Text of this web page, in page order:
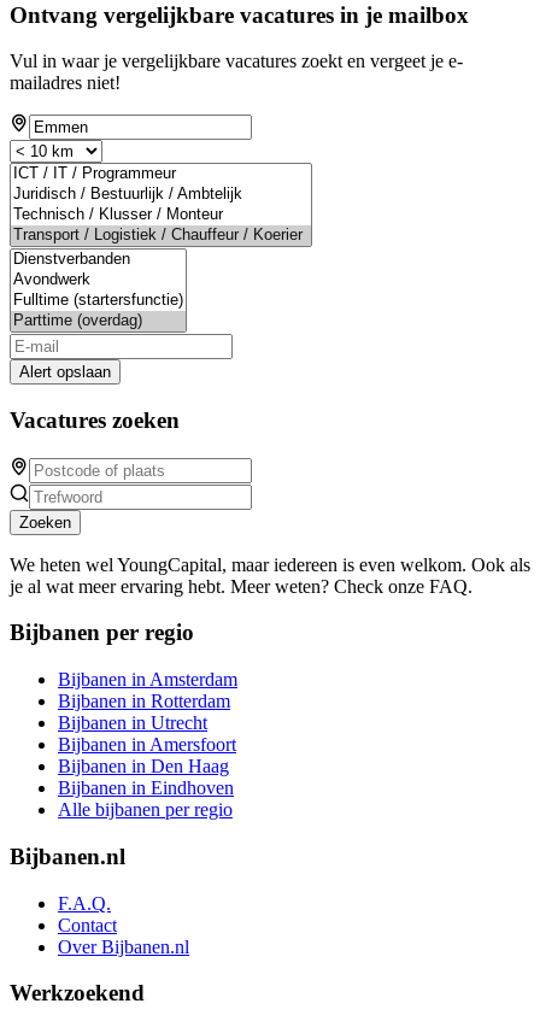
Ontvang vergelijkbare vacatures in je mailbox
Vul in waar je vergelijkbare vacatures zoekt en vergeet je e-
mailadres niet!
Alert opslaan
Vacatures zoeken
Zoeken
We heten wel YoungCapital, maar iedereen is even welkom. Ook als
je al wat meer ervaring hebt. Meer weten? Check onze FAQ.
Bijbanen per regio
Bijbanen in Amsterdam
Bijbanen in Rotterdam
Bijbanen in Utrecht
Bijbanen in Amersfoort
Bijbanen in Den Haag
Bijbanen in Eindhoven
Alle bijbanen per regio
Bijbanen.nl
F.A.Q.
Contact
Over Bijbanen.nl
Werkzoekend